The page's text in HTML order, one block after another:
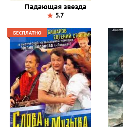
Падающая звезда
5.7
БЕСПЛАТНО